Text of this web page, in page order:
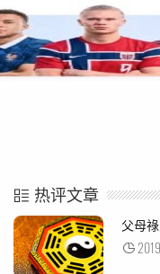
命例解析
热评文章
父母